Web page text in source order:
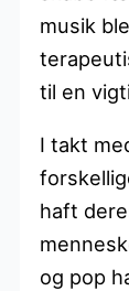
musik
til en
I takt
haft
og pop